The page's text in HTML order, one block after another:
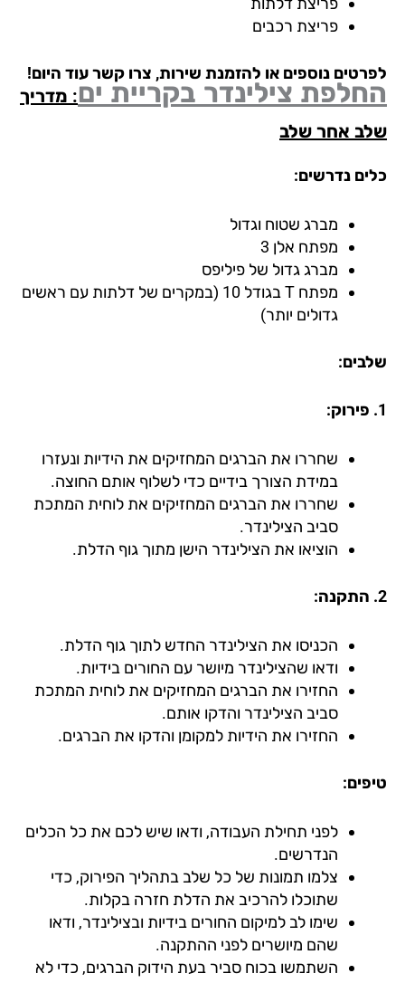
פריצת רכבים
נוספים או להזמנת שירות, צרו קשר עוד היום!
צילינדרבקריית ים : מדריך
אחר שלב
נדרשים:
מברג שטוח וגדול
מפתח אלן 3
מברג גדול של פיליפס
מפתח T בגודל 10 (במקרים של דלתות עם ראשים
גדולים יותר)
שחררו את הברגים המחזיקים את הידיות ונעזרו
במידת הצורך בידיים כדי לשלוף אותם החוצה.
שחררו את הברגים המחזיקים את לוחית המתכת
סביב הצילינדר.
הוציאו את הצילינדר הישן מתוך גוף הדלת.
הכניסו את הצילינדר החדש לתוך גוף הדלת.
ודאו שהצילינדר מיושר עם החורים בידיות.
החזירו את הברגים המחזיקים את לוחית המתכת
סביב הצילינדר והדקו אותם.
החזירו את הידיות למקומן והדקו את הברגים.
לפני תחילת העבודה, ודאו שיש לכם את כל הכלים
הנדרשים.
צלמו תמונות של כל שלב בתהליך הפירוק, כדי
שתוכלו להרכיב את הדלת חזרה בקלות.
שימו לב למיקום החורים בידיות ובצילינדר, ודאו
שהם מיושרים לפני ההתקנה.
השתמשו בכוח סביר בעת הידוק הברגים, כדי לא